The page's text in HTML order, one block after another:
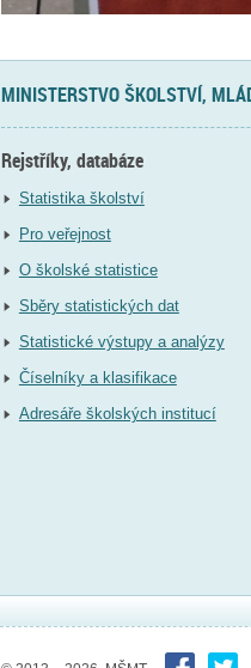
MINISTERSTVO ŠKOLSTVÍ,
Rejstříky, databáze
Statistika školství
Pro veřejnost
O školské statistice
Sběry statistických dat
Statistické výstupy a analýzy
Číselníky a klasifikace
Adresáře školských institucí